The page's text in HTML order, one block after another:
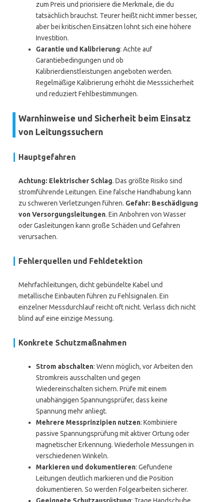
zum Preis und priorisiere die Merkmale, die du
tatsächlich brauchst. Teurer heißt nicht immer besser,
aber bei kritischen Einsätzen lohnt sich eine höhere
Investition.
Garantie und Kalibrierung: Achte auf
Garantiebedingungen und ob
Kalibrierdienstleistungen angeboten werden.
Regelmäßige Kalibrierung erhöht die Messsicherheit
und reduziert Fehlbestimmungen.
Warnhinweise und Sicherheit beim Einsatz
von Leitungssuchern
Hauptgefahren
Achtung: Elektrischer Schlag. Das größte Risiko sind
stromführende Leitungen. Eine falsche Handhabung kann
zu schweren Verletzungen führen. Gefahr: Beschädigung
von Versorgungsleitungen. Ein Anbohren von Wasser
oder Gasleitungen kann große Schäden und Gefahren
verursachen.
Fehlerquellen und Fehldetektion
Mehrfachleitungen, dicht gebündelte Kabel und
metallische Einbauten führen zu Fehlsignalen. Ein
einzelner Messdurchlauf reicht oft nicht. Verlass dich nicht
blind auf eine einzige Messung.
Konkrete Schutzmaßnahmen
Strom abschalten: Wenn möglich, vor Arbeiten den
Stromkreis ausschalten und gegen
Wiedereinschalten sichern. Prüfe mit einem
unabhängigen Spannungsprüfer, dass keine
Spannung mehr anliegt.
Mehrere Messprinzipien nutzen: Kombiniere
passive Spannungsprüfung mit aktiver Ortung oder
magnetischer Erkennung. Wiederhole Messungen in
verschiedenen Winkeln.
Markieren und dokumentieren: Gefundene
Leitungen deutlich markieren und die Position
dokumentieren. So werden Folgearbeiten sicherer.